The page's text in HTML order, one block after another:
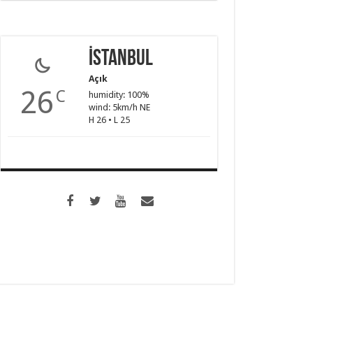
26 C
İstanbul
Açık
humidity: 100%
wind: 5km/h NE
H 26 • L 25